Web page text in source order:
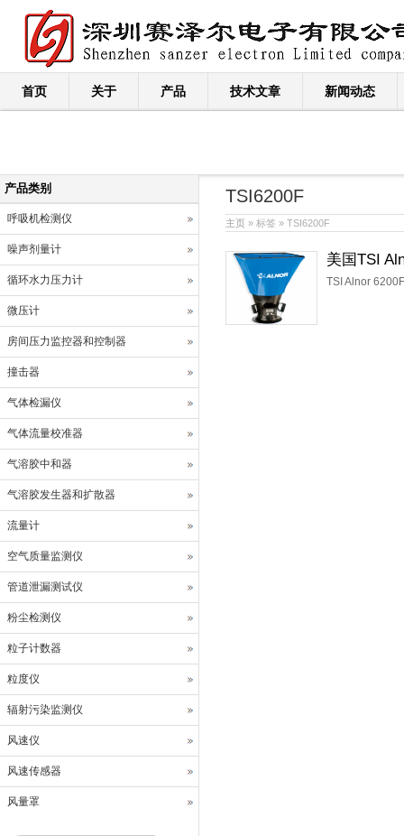
首页 关于 产品 技术文章 新闻动态
TSI6200F
主页 » 标签 » TSI6200F
美国TSI
TSI Alnor
产品类别
呼吸机检测仪
噪声剂量计
循环水力压力计
微压计
房间压力监控器和控制器
撞击器
气体检漏仪
气体流量校准器
气溶胶中和器
气溶胶发生器和扩散器
流量计
空气质量监测仪
管道泄漏测试仪
粉尘检测仪
粒子计数器
粒度仪
辐射污染监测仪
风速仪
风速传感器
风量罩